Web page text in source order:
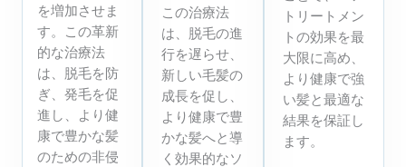
を増加させま
す。この革新
的な治療法
は、脱毛を防
ぎ、発毛を促
進し、より健
康で豊かな髪
のための非侵
この治療法
は、脱毛の進
行を遅らせ、
新しい毛髪の
成長を促し、
より健康で豊
かな髪へと導
く効果的なソ
トリートメン
トの効果を最
大限に高め、
より健康で強
い髪と最適な
結果を保証し
ます。